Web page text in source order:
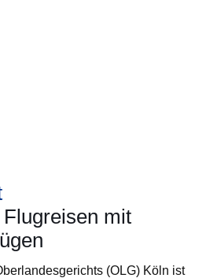
mit
(OLG) Köln ist